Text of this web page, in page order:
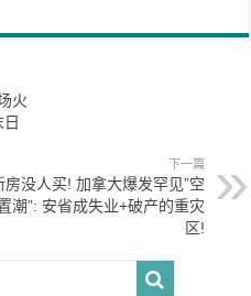
火
下一篇
房没人买! 加拿大爆发罕见”空
潮”: 安省成失业+破产的重灾
区!